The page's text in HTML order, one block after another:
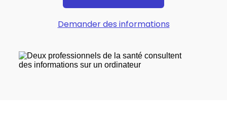
Demander des informations